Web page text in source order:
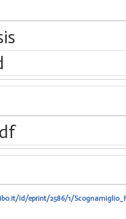
id/eprint/2586/1/